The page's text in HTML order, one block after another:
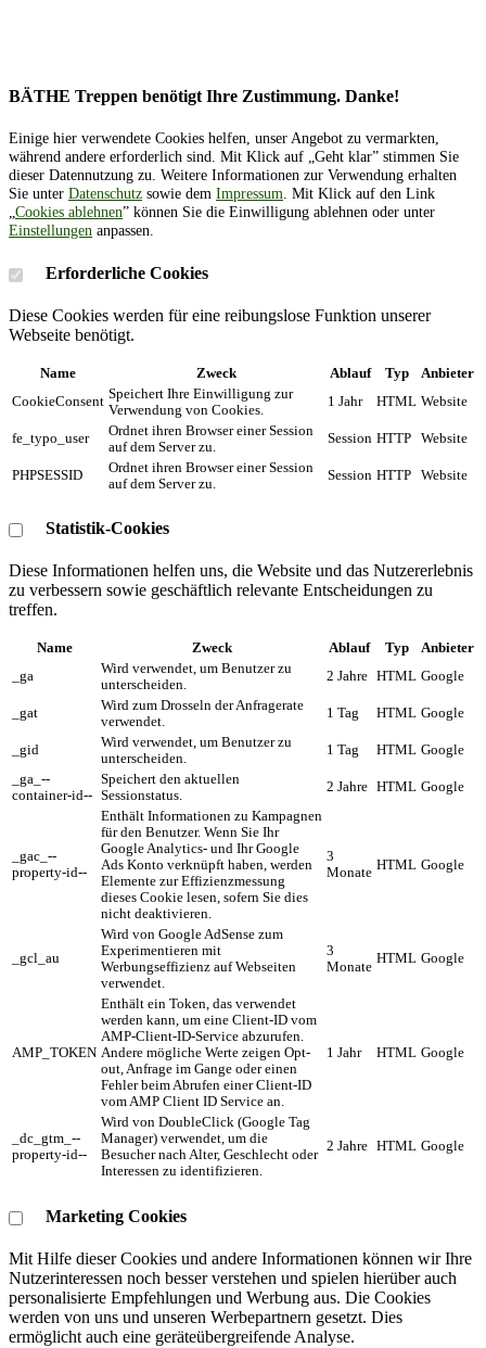
BÄTHE Treppen benötigt Ihre Zustimmung. Danke!
Einige hier verwendete Cookies helfen, unser Angebot zu vermarkten,
während andere erforderlich sind. Mit Klick auf „Geht klar” stimmen Sie
dieser Datennutzung zu. Weitere Informationen zur Verwendung erhalten
Sie unter Datenschutz sowie dem Impressum. Mit Klick auf den Link
„Cookies ablehnen” können Sie die Einwilligung ablehnen oder unter
Einstellungen anpassen.
Erforderliche Cookies
Diese Cookies werden für eine reibungslose Funktion unserer
Webseite benötigt.
Name Zweck Ablauf Typ
Anbieter
CookieConsent Speichert Ihre Einwilligung zur
Verwendung von Cookies.
1 Jahr HTML Website
fe_typo_user
Ordnet ihren Browser einer Session
auf dem Server zu.
Session HTTP Website
PHPSESSID
Ordnet ihren Browser einer Session
auf dem Server zu.
Session HTTP Website
Statistik-Cookies
Diese Informationen helfen uns, die Website und das Nutzererlebnis
zu verbessern sowie geschäftlich relevante Entscheidungen zu
treffen.
Name Zweck Ablauf Typ
Anbieter
_ga
Wird verwendet, um Benutzer zu
unterscheiden.
2 Jahre HTML Google
_gat
Wird zum Drosseln der Anfragerate
verwendet.
1 Tag HTML Google
_gid
Wird verwendet, um Benutzer zu
unterscheiden.
1 Tag HTML Google
_ga_--
container-id--
Speichert den aktuellen
Sessionstatus.
2 Jahre HTML Google
_gac_--
property-id--
Enthält Informationen zu Kampagnen
für den Benutzer. Wenn Sie Ihr
Google Analytics- und Ihr Google
Ads Konto verknüpft haben, werden
Elemente zur Effizienzmessung
dieses Cookie lesen, sofern Sie dies
nicht deaktivieren.
3
Monate HTML Google
_gcl_au
Wird von Google AdSense zum
Experimentieren mit
Werbungseffizienz auf Webseiten
verwendet.
3
Monate
HTML Google
AMP_TOKEN
Enthält ein Token, das verwendet
werden kann, um eine Client-ID vom
AMP-Client-ID-Service abzurufen.
Andere mögliche Werte zeigen Opt-
out, Anfrage im Gange oder einen
Fehler beim Abrufen einer Client-ID
vom AMP Client ID Service an.
1 Jahr HTML Google
_dc_gtm_--
property-id--
Wird von DoubleClick (Google Tag
Manager) verwendet, um die
Besucher nach Alter, Geschlecht oder
Interessen zu identifizieren.
2 Jahre HTML Google
Marketing Cookies
Mit Hilfe dieser Cookies und andere Informationen können wir Ihre
Nutzerinteressen noch besser verstehen und spielen hierüber auch
personalisierte Empfehlungen und Werbung aus. ​Die Cookies
werden von uns und unseren Werbepartnern gesetzt. Dies
ermöglicht auch eine geräteübergreifende Analyse.